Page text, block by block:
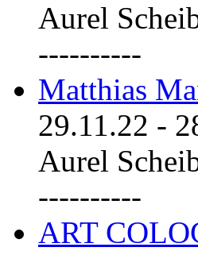
Aurel
----------
Matthias
29.11.22 -
Aurel
----------
ART